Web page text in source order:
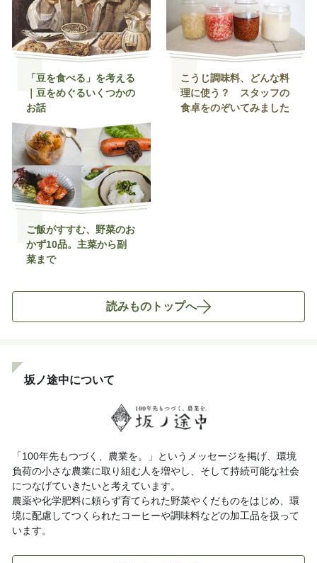
「豆を食べる」を考える
｜豆をめぐるいくつかの
お話
こうじ調味料、どんな料
理に使う？ スタッフの
食卓をのぞいてみました
ご飯がすすむ、野菜のお
かず10品。主菜から副
菜まで
読みものトップへ
坂ノ途中について
「100年先もつづく、農業を。」というメッセージを掲げ、環境
負荷の小さな農業に取り組む人を増やし、そして持続可能な社会
につなげていきたいと考えています。
農薬や化学肥料に頼らず育てられた野菜やくだものをはじめ、環
境に配慮してつくられたコーヒーや調味料などの加工品を扱って
います。